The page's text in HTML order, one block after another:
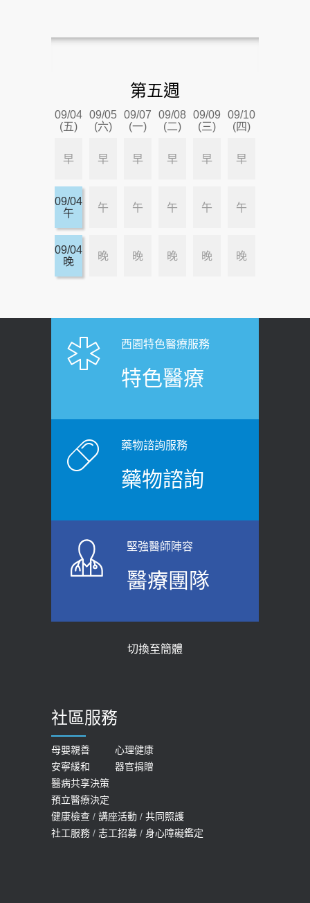
第五週
09/04
(五)
09/05
(六)
09/07
(一)
09/08
(二)
09/09
(三)
09/10
(四)
早 早 早 早 早 早
09/04
午
午 午 午 午 午
09/04
晚
晚 晚 晚 晚 晚
西園特色醫療服務
特色醫療
藥物諮詢服務
藥物諮詢
堅強醫師陣容
醫療團隊
切換至簡體
社區服務
母嬰親善
心理健康
安寧緩和
器官捐贈
醫病共享決策
預立醫療決定
健康檢查 / 講座活動 / 共同照護
社工服務 / 志工招募 / 身心障礙鑑定